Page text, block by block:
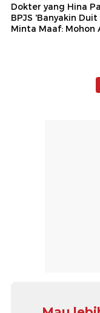
Dokter yang Hina
BPJS 'Banyakin
Minta Maaf: Mohon